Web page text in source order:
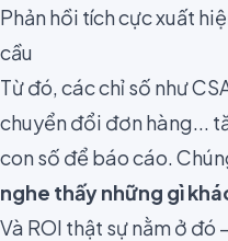
Phản hồi tích cực xuất
cầu
Từ đó, các chỉ số như
chuyển đổi đơn hàng...
con số để báo cáo.
nghe thấy những gì
Và ROI thật sự nằm ở đó